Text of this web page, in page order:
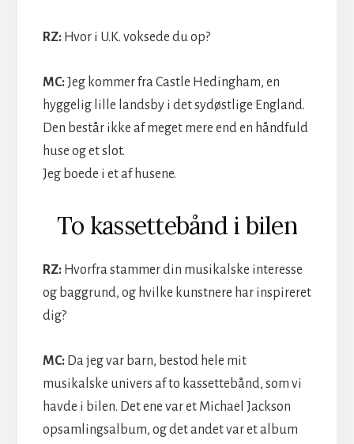
RZ:Hvor i U.K. voksede du op?
MC:Jeg kommer fra Castle Hedingham, en
hyggelig lille landsby i det sydøstlige England.
Den består ikke af meget mere end en håndfuld
huse og et slot.
Jeg boede i et af husene.
To kassettebånd i bilen
RZ:Hvorfra stammer din musikalske interesse
og baggrund, og hvilke kunstnere har inspireret
dig?
MC: Da jeg var barn, bestod hele mit
musikalske univers af to kassettebånd, som vi
havde i bilen. Det ene var et Michael Jackson
opsamlingsalbum, og det andet var et album